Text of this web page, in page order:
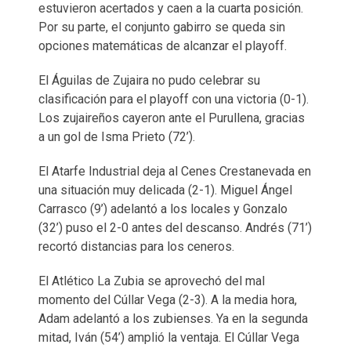
estuvieron acertados y caen a la cuarta posición.
Por su parte, el conjunto gabirro se queda sin
opciones matemáticas de alcanzar el playoff.
El Águilas de Zujaira no pudo celebrar su
clasificación para el playoff con una victoria (0-1).
Los zujaireños cayeron ante el Purullena, gracias
a un gol de Isma Prieto (72’).
El Atarfe Industrial deja al Cenes Crestanevada en
una situación muy delicada (2-1). Miguel Ángel
Carrasco (9’) adelantó a los locales y Gonzalo
(32’) puso el 2-0 antes del descanso. Andrés (71’)
recortó distancias para los ceneros.
El Atlético La Zubia se aprovechó del mal
momento del Cúllar Vega (2-3). A la media hora,
Adam adelantó a los zubienses. Ya en la segunda
mitad, Iván (54’) amplió la ventaja. El Cúllar Vega